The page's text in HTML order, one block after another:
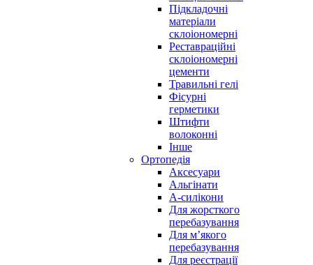
Підкладочні
матеріали
склоіономерні
Реставраційні
склоіономерні
цементи
Травильні гелі
Фісурні
герметики
Штифти
волоконні
Інше
Ортопедія
Аксесуари
Альгінати
А-силікони
Для жорсткого
перебазування
Для м’якого
перебазування
Для реєстрації